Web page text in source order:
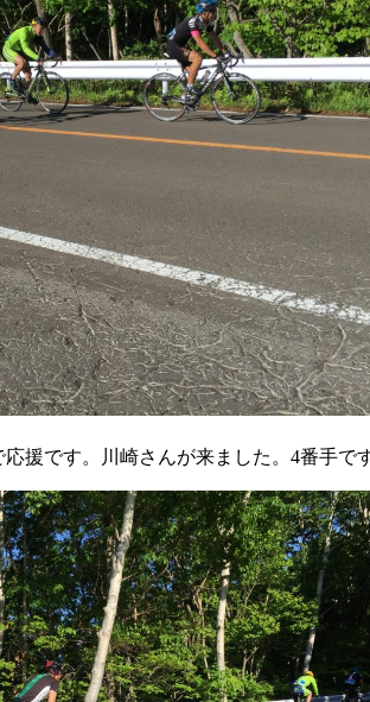
援です。川崎さんが来ました。4番手で